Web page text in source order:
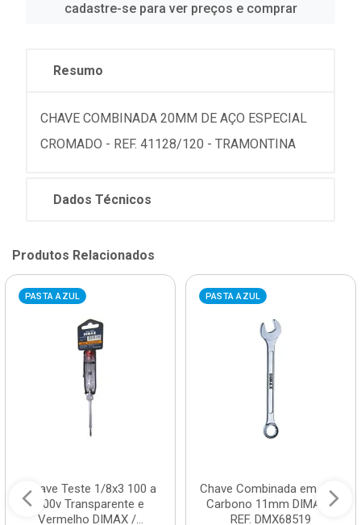
cadastre-se para ver preços e comprar
Resumo
CHAVE COMBINADA 20MM DE AÇO ESPECIAL
CROMADO - REF. 41128/120 - TRAMONTINA
Dados Técnicos
Produtos Relacionados
PASTA AZUL
Chave Teste 1/8x3 100 a
500v Transparente e
Vermelho DIMAX /...
PASTA AZUL
Chave Combinada em Aço
Carbono 11mm DIMAX /
REF. DMX68519